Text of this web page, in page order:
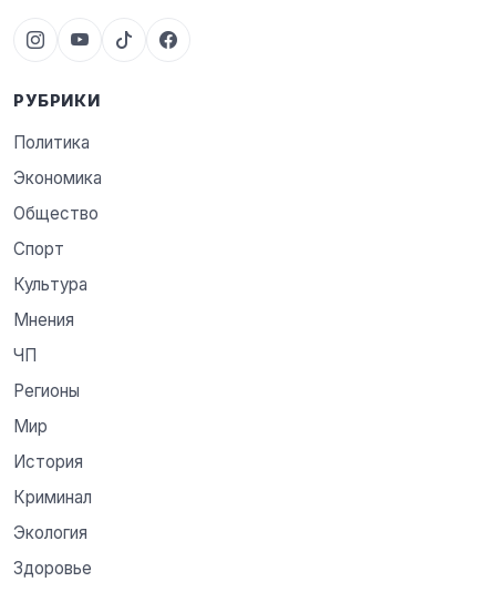
РУБРИКИ
Политика
Экономика
Общество
Спорт
Культура
Мнения
ЧП
Регионы
Мир
История
Криминал
Экология
Здоровье